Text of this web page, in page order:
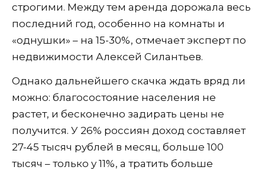
строгими. Между тем аренда дорожала весь
последний год, особенно на комнаты и
«однушки» – на 15-30%, отмечает эксперт по
недвижимости Алексей Силантьев.
Однако дальнейшего скачка ждать вряд ли
можно: благосостояние населения не
растет, и бесконечно задирать цены не
получится. У 26% россиян доход составляет
27-45 тысяч рублей в месяц, больше 100
тысяч – только у 11%, а тратить больше